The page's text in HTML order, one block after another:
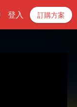
登入 訂購方案